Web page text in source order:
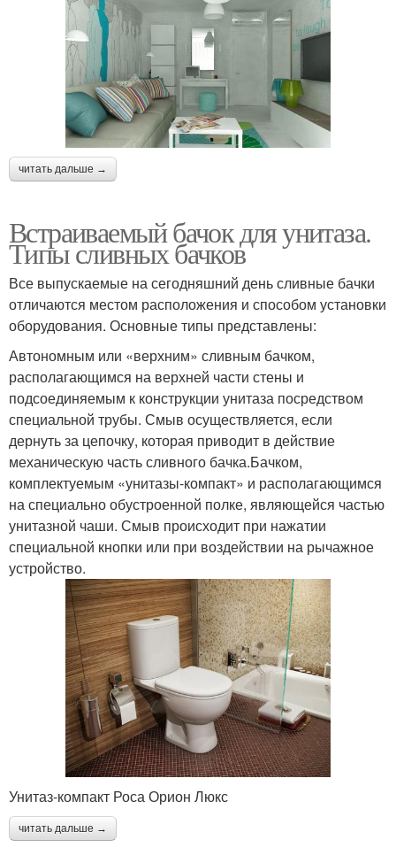
читать дальше →
Встраиваемый бачок для унитаза.
Типы сливных бачков
Все выпускаемые на сегодняшний день сливные бачки
отличаются местом расположения и способом установки
оборудования. Основные типы представлены:
Автономным или «верхним» сливным бачком,
располагающимся на верхней части стены и
подсоединяемым к конструкции унитаза посредством
специальной трубы. Смыв осуществляется, если
дернуть за цепочку, которая приводит в действие
механическую часть сливного бачка.Бачком,
комплектуемым «унитазы-компакт» и располагающимся
на специально обустроенной полке, являющейся частью
унитазной чаши. Смыв происходит при нажатии
специальной кнопки или при воздействии на рычажное
устройство.
Унитаз-компакт Роса Орион Люкс
читать дальше →